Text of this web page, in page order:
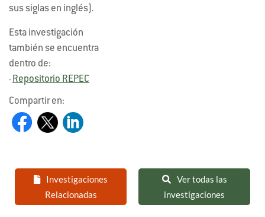
sus siglas en inglés).
Esta investigación
también se encuentra
dentro de:
- Repositorio REPEC
Compartir en:
Investigaciones
Relacionadas
Ver todas las
investigaciones